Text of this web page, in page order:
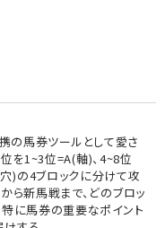
の馬券ツールとして愛さ
を1~3位=A(軸)、4~8位
)の4ブロックに分けて攻
ら新馬戦まで、どのブロッ
に馬券の重要なポイント